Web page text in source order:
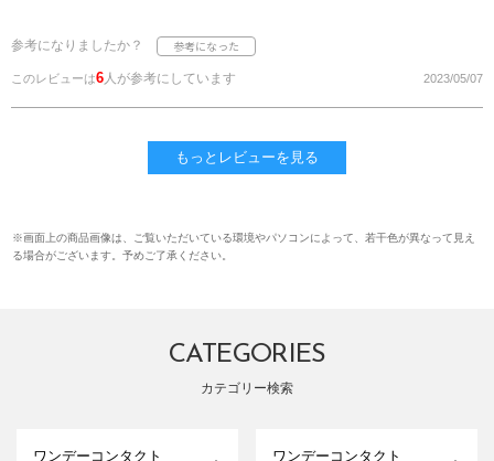
参考になりましたか？
このレビューは6 人が参考にしています 2023/05/07
もっとレビューを見る
※画面上の商品画像は、ご覧いただいている環境やパソコンによって、若干色が異なって見え
る場合がございます。予めご了承ください。
CATEGORIES
カテゴリー検索
ワンデーコンタクト
ワンデーコンタクト